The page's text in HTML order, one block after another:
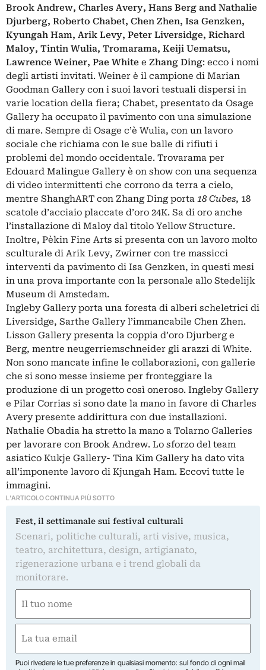
Brook Andrew, Charles Avery, Hans Berg and Nathalie
Djurberg, Roberto Chabet, Chen Zhen, Isa Genzken,
Kyungah Ham, Arik Levy, Peter Liversidge, Richard
Maloy, Tintin Wulia, Tromarama, Keiji Uematsu,
Lawrence Weiner, Pae White e Zhang Ding: ecco i nomi
degli artisti invitati. Weiner è il campione di Marian
Goodman Gallery con i suoi lavori testuali dispersi in
varie location della fiera; Chabet, presentato da Osage
Gallery ha occupato il pavimento con una simulazione
di mare. Sempre di Osage c’è Wulia, con un lavoro
sociale che richiama con le sue balle di rifiuti i
problemi del mondo occidentale. Trovarama per
Edouard Malingue Gallery è on show con una sequenza
di video intermittenti che corrono da terra a cielo,
mentre ShanghART con Zhang Ding porta 18 Cubes, 18
scatole d’acciaio placcate d’oro 24K. Sa di oro anche
l’installazione di Maloy dal titolo Yellow Structure.
Inoltre, Pèkin Fine Arts si presenta con un lavoro molto
sculturale di Arik Levy, Zwirner con tre massicci
interventi da pavimento di Isa Genzken, in questi mesi
in una prova importante con la personale allo Stedelijk
Museum di Amstedam.
Ingleby Gallery porta una foresta di alberi scheletrici di
Liversidge, Sarthe Gallery l’immancabile Chen Zhen.
Lisson Gallery presenta la coppia d’oro Djurberg e
Berg, mentre neugerriemschneider gli arazzi di White.
Non sono mancate infine le collaborazioni, con gallerie
che si sono messe insieme per fronteggiare la
produzione di un progetto così oneroso. Ingleby Gallery
e Pilar Corrias si sono date la mano in favore di Charles
Avery presente addirittura con due installazioni.
Nathalie Obadia ha stretto la mano a Tolarno Galleries
per lavorare con Brook Andrew. Lo sforzo del team
asiatico Kukje Gallery- Tina Kim Gallery ha dato vita
all’imponente lavoro di Kjungah Ham. Eccovi tutte le
immagini.
L'ARTICOLO CONTINUA PIÙ SOTTO
Fest, il settimanale sui festival culturali
Scenari, politiche culturali, arti visive, musica,
teatro, architettura, design, artigianato,
rigenerazione urbana e i trend globali da
monitorare.
(Required)
First
(Required)
Puoi rivedere le tue preferenze in qualsiasi momento: sul fondo di ogni mail